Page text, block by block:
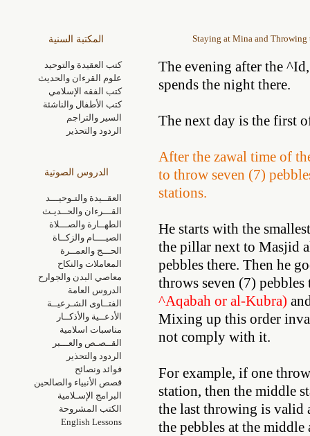
المكتبة السنية
كتب العقيدة والتوحيد
علوم القرءان والحديث
كتب الفقه الإسلامي
كتب الأطفال والناشئة
السير والتراجم
الردود والتحذير
الدروس الصوتية
العقــيدة والتـوحيـــد
القـــرءان والحــديـث
الطهــارة والصـــلاة
الصيــــام والزكــاة
الحـــج والعمــرة
المعاملات والنكاح
معاصي البدن والجوارح
الدروس العامة
الفتــاوى الشـرعيــة
الأدعــية والأذكــار
مناسبات اسلامية
القــصـص والعـــبر
الردود والتحذير
فوائد ونصائح
قصص الأنبياء والصالحين
البرامج الإسـلامية
الكتب المشروحة
English Lessons
Staying at Mina and Throwing
The evening after the
spends the night there.
The next day is the first
After the zawal time of
to throw seven (7)
stations.
He starts with the
the pillar next to Masjid
pebbles there. Then he
throws seven (7)
^Aqabah or al-Kubra)
Mixing up this order
not comply with it.
For example, if one
station, then the middle
the last throwing is valid
the pebbles at the middle